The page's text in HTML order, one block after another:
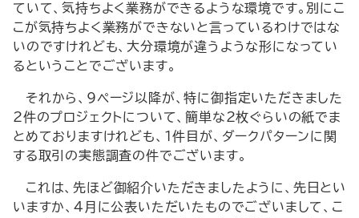
ていて、気持ちよく業務ができるような環境です。別にこ
こが気持ちよく業務ができないと言っているわけではな
いのですけれども、大分環境が違うような形になってい
るということでございます。
それから、9ページ以降が、特に御指定いただきました
2件のプロジェクトについて、簡単な2枚ぐらいの紙でま
とめておりますけれども、1件目が、ダークパターンに関
する取引の実態調査の件でございます。
これは、先ほど御紹介いただきましたように、先日とい
いますか、4月に公表いただいたものでございまして、こ